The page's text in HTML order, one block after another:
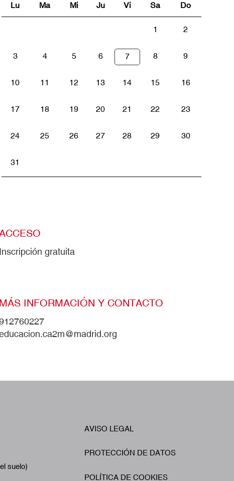
Lu Ma Mi Ju Vi Sa Do
1 2
3 4 5 6 7 8 9
10 11 12 13 14 15 16
17 18 19 20 21 22 23
24 25 26 27 28 29 30
31
Inscripción gratuita
MÁS INFORMACIÓN Y CONTACTO
suelo)
Footer
AVISO LEGAL
PROTECCIÓN DE DATOS
POLÍTICA DE COOKIES